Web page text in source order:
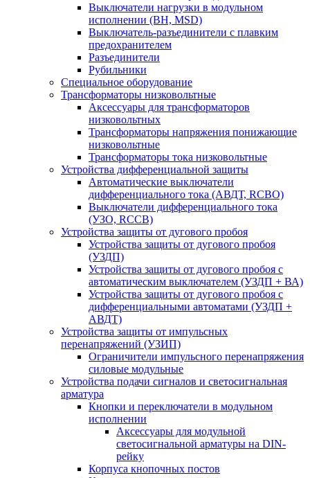
Выключатели нагрузки в модульном
исполнении (ВН, MSD)
Выключатель-разъединители с плавким
предохранителем
Разъединители
Рубильники
Специальное оборудование
Трансформаторы низковольтные
Аксессуары для трансформаторов
низковольтных
Трансформаторы напряжения понижающие
низковольтные
Трансформаторы тока низковольтные
Устройства дифференциальной защиты
Автоматические выключатели
дифференциального тока (АВДТ, RCBO)
Выключатели дифференциального тока
(УЗО, RCCB)
Устройства защиты от дугового пробоя
Устройства защиты от дугового пробоя
(УЗДП)
Устройства защиты от дугового пробоя с
автоматическим выключателем (УЗДП + ВА)
Устройства защиты от дугового пробоя с
дифференциальными автоматами (УЗДП +
АВДТ)
Устройства защиты от импульсных
перенапряжений (УЗИП)
Ограничители импульсного перенапряжения
силовые модульные
Устройства подачи сигналов и светосигнальная
арматура
Кнопки и переключатели в модульном
исполнении
Аксессуары для модульной
светосигнальной арматуры на DIN-
рейку
Корпуса кнопочных постов